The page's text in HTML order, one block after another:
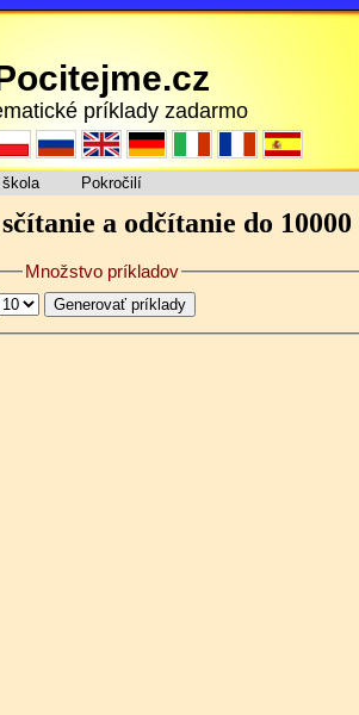
príklady zadarmo
Pokročilí
a odčítanie do 10000
Množstvo príkladov